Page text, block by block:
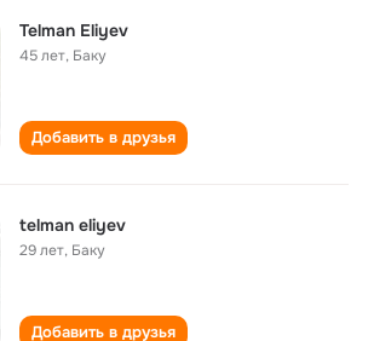
Telman Eliyev
45 лет, Баку
Добавить в друзья
telman eliyev
29 лет, Баку
Добавить в друзья